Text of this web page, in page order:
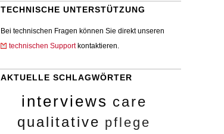
TECHNISCHE UNTERSTÜTZUNG
Bei technischen Fragen können Sie direkt unseren
technischen Supportkontaktieren.
AKTUELLE SCHLAGWÖRTER
interviews care
qualitative pflege